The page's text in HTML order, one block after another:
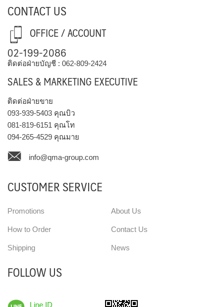
CONTACT US
OFFICE / ACCOUNT
02-199-2086
ติดต่อฝ่ายบัญชี : 062-809-2424
SALES & MARKETING EXECUTIVE
ติดต่อฝ่ายขาย
093-939-5403 คุณบิว
081-819-6151 คุณโท
094-265-4529 คุณมาย
info@qma-group.com
CUSTOMER SERVICE
Promotions
How to Order
Shipping
About Us
Contact Us
News
FOLLOW US
Line ID